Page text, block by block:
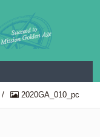
/ 2020GA_010_pc